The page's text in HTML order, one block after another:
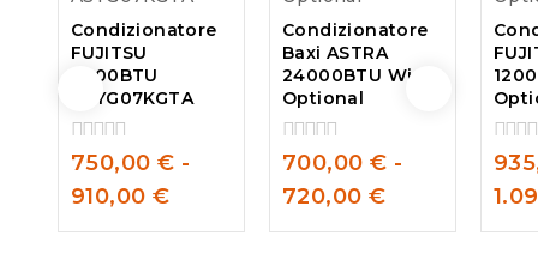
Condizionatore
FUJITSU
7000BTU
ASYG07KGTA
0
out
of
5
750,00 € -
910,00 €
Condizionatore
Baxi ASTRA
24000BTU Wi-Fi
Optional
0
out
of
5
700,00 € -
720,00 €
0
out
of
5